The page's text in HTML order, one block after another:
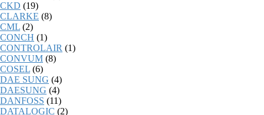
CKD (19)
CLARKE (8)
CML (2)
CONCH (1)
CONTROLAIR (1)
CONVUM (8)
COSEL (6)
DAE SUNG (4)
DAESUNG (4)
DANFOSS (11)
DATALOGIC (2)